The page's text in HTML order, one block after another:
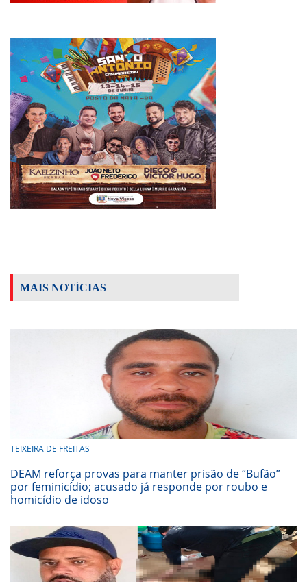
MAIS NOTÍCIAS
TEIXEIRA DE FREITAS
DEAM reforça provas para manter prisão de “Bufão”
por feminicídio; acusado já responde por roubo e
homicídio de idoso